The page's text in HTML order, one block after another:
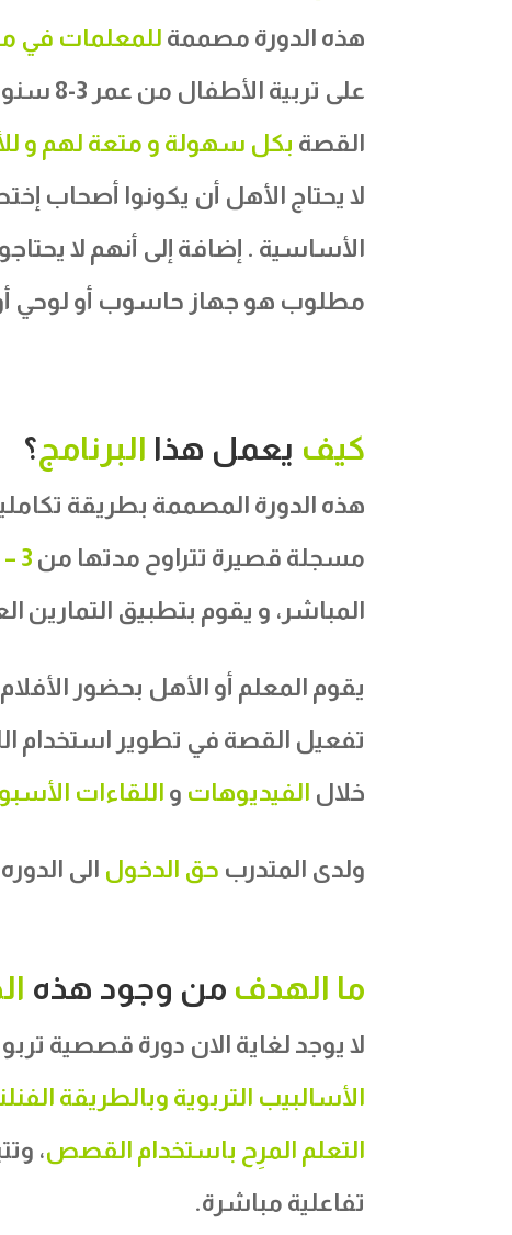
هذه الدورة مصممة للمعلمات في
على
القصة بكل سهولة و متعة لهم و
لا يحتاج الأهل أن يكونوا أصحاب
الأساسية . إضافة إلى أنهم لا
مطلوب هو جهاز حاسوب أو لوحي
كيف يعمل هذا البرنامج؟
هذه الدورة المصممة بطريقة
مسجلة قصيرة تتراوح مدتها من 3 – 7
المباشر، و يقوم بتطبيق التمارين
يقوم المعلم أو الأهل بحضور
تفعيل القصة في تطوير استخدام
خلال الفيديوهات و اللقاءات
ولدى المتدرب حق الدخول الى الدوره
ما الهدف من وجود هذه
لا يوجد لغاية الان دورة قصصية
الأسالبيب التربوية وبالطريقة
التعلم المرِح باستخدام القصص،
تفاعلية مباشرة.